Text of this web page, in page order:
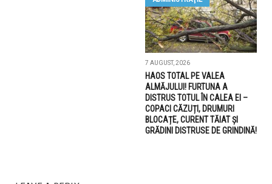
7 AUGUST, 2026
HAOS TOTAL PE VALEA
ALMĂJULUI! FURTUNA A
DISTRUS TOTUL ÎN CALEA EI –
COPACI CĂZUȚI, DRUMURI
BLOCAȚE, CURENT TĂIAT ȘI
GRĂDINI DISTRUSE DE GRINDINĂ!